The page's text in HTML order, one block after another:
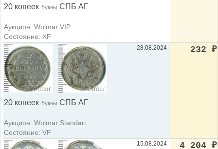
20 копеек буквы СПБ АГ
Аукцион: Wolmar VIP
Состояние: XF
20 копеек буквы СПБ АГ
Аукцион: Wolmar Standart
Состояние: VF
28.08.2024 232 ₽
15.08.2024 4 204 ₽